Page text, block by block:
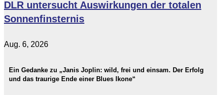
DLR untersucht Auswirkungen der totalen
Sonnenfinsternis
Aug. 6, 2026
Ein Gedanke zu „Janis Joplin: wild, frei und einsam. Der Erfolg
und das traurige Ende einer Blues Ikone“